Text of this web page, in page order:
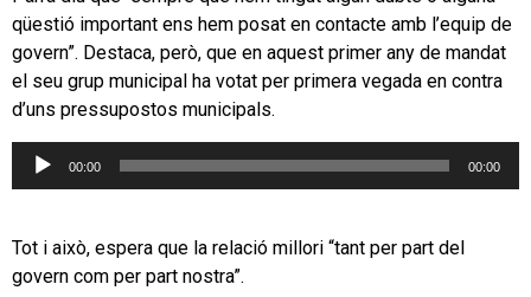
qüestió important ens hem posat en contacte amb l’equip de
govern”. Destaca, però, que en aquest primer any de mandat
el seu grup municipal ha votat per primera vegada en contra
d’uns pressupostos municipals.
Reproductor
00:00 00:00
Tot i això, espera que la relació millori “tant per part del
govern com per part nostra”.